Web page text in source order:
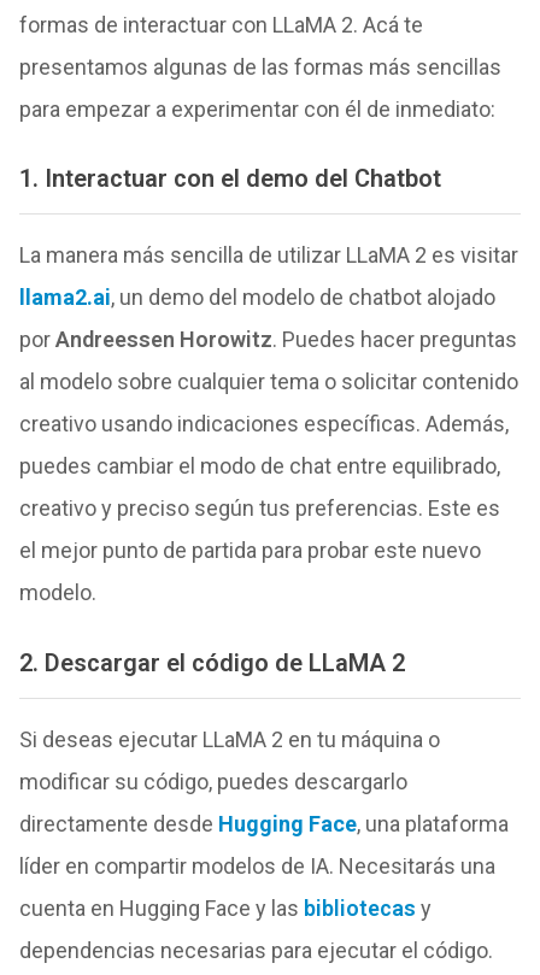
formas de interactuar con LLaMA 2. Acá te
presentamos algunas de las formas más sencillas
para empezar a experimentar con él de inmediato:
1. Interactuar con el demo del Chatbot
La manera más sencilla de utilizar LLaMA 2 es visitar
llama2.ai, un demo del modelo de chatbot alojado
porAndreessen Horowitz. Puedes hacer preguntas
al modelo sobre cualquier tema o solicitar contenido
creativo usando indicaciones específicas. Además,
puedes cambiar el modo de chat entre equilibrado,
creativo y preciso según tus preferencias. Este es
el mejor punto de partida para probar este nuevo
modelo.
2. Descargar el código de LLaMA 2
Si deseas ejecutar LLaMA 2 en tu máquina o
modificar su código, puedes descargarlo
directamente desde Hugging Face, una plataforma
líder en compartir modelos de IA. Necesitarás una
cuenta en Hugging Face y las bibliotecas y
dependencias necesarias para ejecutar el código.